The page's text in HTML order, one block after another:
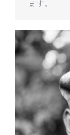
ます。